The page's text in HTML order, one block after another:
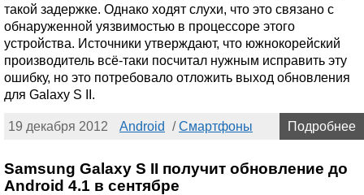
такой задержке. Однако ходят слухи, что это связано с
обнаруженной уязвимостью в процессоре этого
устройства. Источники утверждают, что южнокорейский
производитель всё-таки посчитал нужным исправить эту
ошибку, но это потребовало отложить выход обновления
для Galaxy S II.
19 декабря 2012 Android /Смартфоны Подробнее
Samsung Galaxy S II получит обновление до
Android 4.1 в сентябре